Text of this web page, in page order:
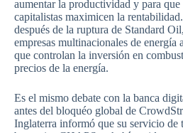
aumentar la productividad y para que
capitalistas maximicen la
después de la ruptura de Standard
empresas multinacionales de energía
que controlan la inversión en
precios de la energía.
Es el mismo debate con la banca
antes del bloquéo global de
Inglaterra informó que su servicio de